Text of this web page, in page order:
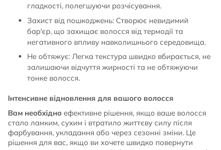
гладкості, полегшуючи розчісування.
Захист від пошкоджень: Створює невидимий
бар'єр, що захищає волосся від термодії та
негативного впливу навколишнього середовища.
Не обтяжує: Легка текстура швидко вбирається, не
залишаючи відчуття жирності та не обтяжуючи
тонке волосся.
Інтенсивне відновлення для вашого волосся
Вам необхідно ефективне рішення, якщо ваше волосся
стало ламким, сухим і втратило життєву силу після
фарбування, укладання або через сезонні зміни. Це
рішення для вас, якщо ви хочете швидко повернути